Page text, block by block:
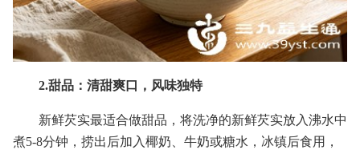
2.甜品：清甜爽口，风味独特
新鲜芡实最适合做甜品，将洗净的新鲜芡实放入沸水中
煮5-8分钟，捞出后加入椰奶、牛奶或糖水，冰镇后食用，